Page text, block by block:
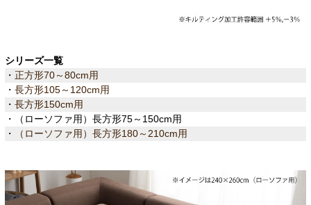
シリーズ一覧
・ 正方形70～80cm用
・ 長方形105～120cm用
・ 長方形150cm用
・（ローソファ用）長方形75～150cm用
・
（ローソファ用）長方形180～210cm用